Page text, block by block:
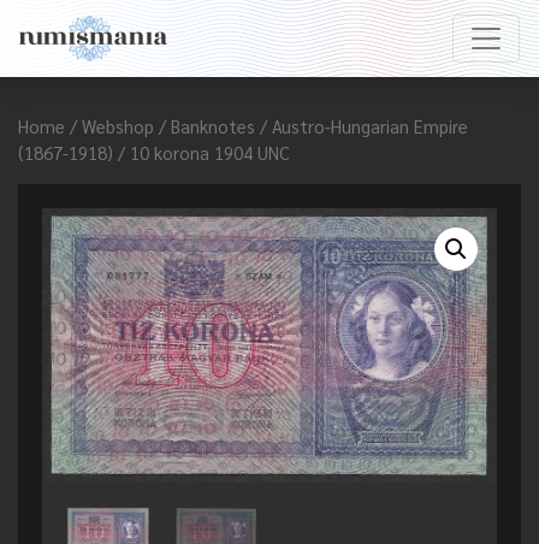
Home / Webshop / Banknotes / Austro-Hungarian Empire
(1867-1918) / 10 korona 1904 UNC